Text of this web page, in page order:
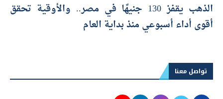
الذهب يقفز 130 جنيهًا في مصر.. والأوقية تحقق
أقوى أداء أسبوعي منذ بداية العام
تواصل معنا